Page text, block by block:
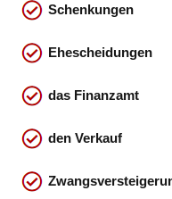
Schenkungen
Ehescheidungen
das Finanzamt
den Verkauf